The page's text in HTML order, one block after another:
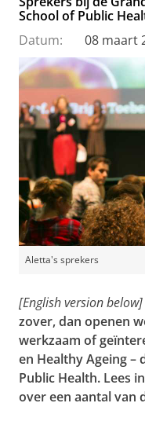
School of Public
Datum:
08 maart
Aletta's sprekers
[English version below]
zover, dan openen
werkzaam of
en Healthy Ageing –
Public Health. Lees
over een aantal van